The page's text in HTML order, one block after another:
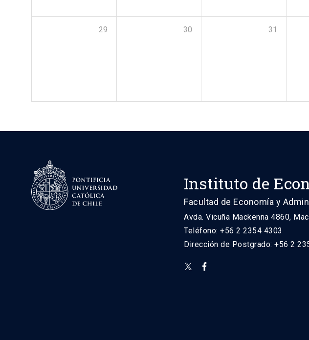
29 30 31
Instituto de
Facultad de Economía y
Avda. Vicuña Mackenna 4860,
Teléfono: +56 2 2354 4303
Dirección de Postgrado: +56 2